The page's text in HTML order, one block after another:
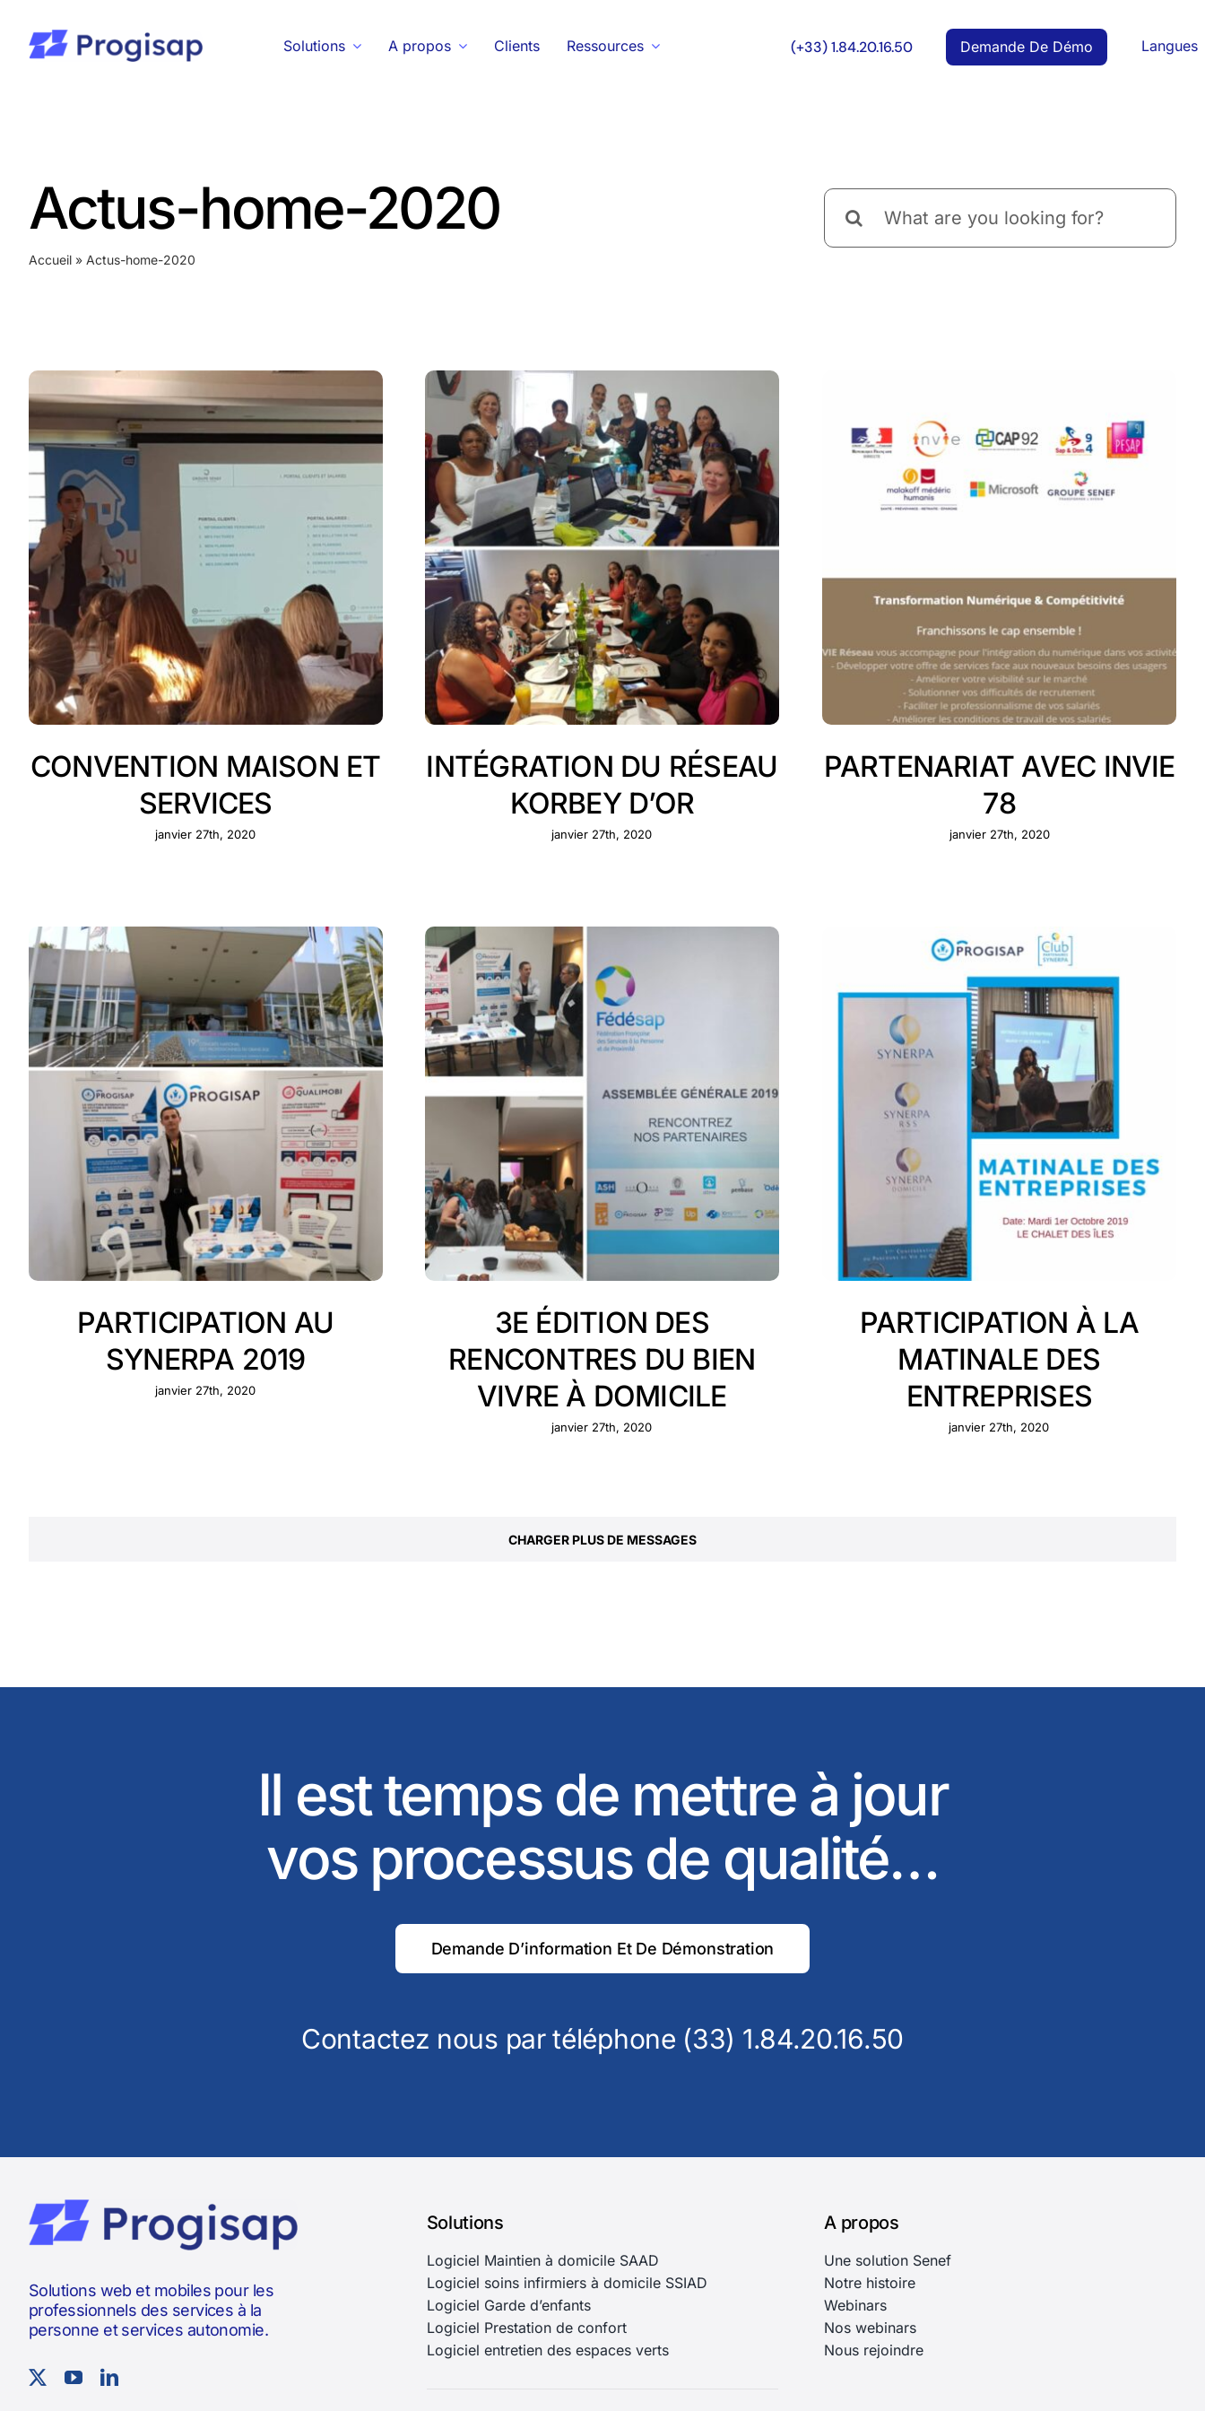
contenu
Solutions A propos Clients Ressources (+33) 1.84.20.16.50 Demande De Démo Langues
Actus-home-2020
Accueil» Actus-home-2020
Rechercher:
CONVENTION MAISON ET
SERVICES
janvier 27th, 2020
INTÉGRATION DU RÉSEAU
KORBEY D’OR
janvier 27th, 2020
PARTENARIAT AVEC INVIE
78
janvier 27th, 2020
PARTICIPATION AU
SYNERPA 2019
janvier 27th, 2020
3E ÉDITION DES
RENCONTRES DU BIEN
VIVRE À DOMICILE
janvier 27th, 2020
PARTICIPATION À LA
MATINALE DES
ENTREPRISES
janvier 27th, 2020
CHARGER PLUS DE MESSAGES
Il est temps de mettre à jour
vos processus de qualité…
Demande D’information Et De Démonstration
Contactez nous par téléphone (33) 1.84.20.16.50
Solutions web et mobiles pour les
professionnels des services à la
personne et services autonomie.
Solutions
Logiciel Maintien à domicile SAAD
Logiciel soins infirmiers à domicile SSIAD
Logiciel Garde d’enfants
Logiciel Prestation de confort
Logiciel entretien des espaces verts
A propos
Une solution Senef
Notre histoire
Webinars
Nos webinars
Nous rejoindre